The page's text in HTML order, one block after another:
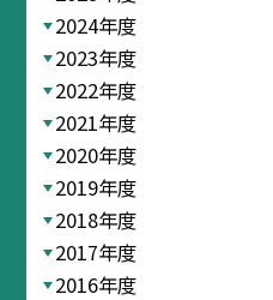
2024年度
2023年度
2022年度
2021年度
2020年度
2019年度
2018年度
2017年度
2016年度